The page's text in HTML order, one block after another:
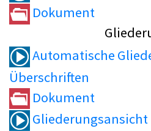
Dokument
Automatische
Überschriften
Dokument
Gliederungsansicht